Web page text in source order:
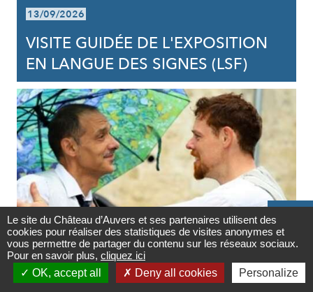
Contact

Newsletter
13/09/2026
VISITE GUIDÉE DE L'EXPOSITION
EN LANGUE DES SIGNES (LSF)
VISITE COMMENTÉE
18/09/2026
Le site du Château d’Auvers et ses partenaires utilisent des
cookies pour réaliser des statistiques de visites anonymes et
vous permettre de partager du contenu sur les réseaux sociaux.
Pour en savoir plus, cliquez ici
OK, accept all
Deny all cookies Personalize